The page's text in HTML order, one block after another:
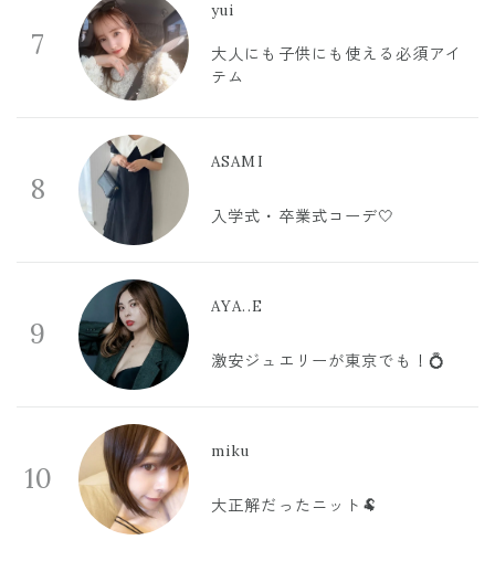
7
yui
大人にも子供にも使える必須アイ
テム
8
ASAMI
入学式・卒業式コーデ🤍
9
AYA..E
激安ジュエリーが東京でも！💍
10
miku
大正解だったニット🐏